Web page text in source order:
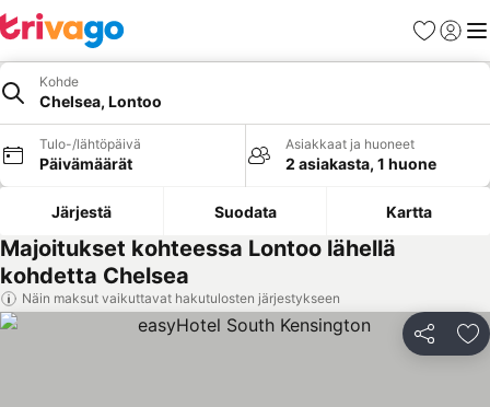
Suosikit
Kohde
Chelsea, Lontoo
Tulo-/lähtöpäivä
Päivämäärät
Asiakkaat ja huoneet
2 asiakasta, 1 huone
Järjestä Suodata Kartta
Majoitukset kohteessa Lontoo lähellä
kohdetta Chelsea
Näin maksut vaikuttavat hakutulosten järjestykseen
Jaa